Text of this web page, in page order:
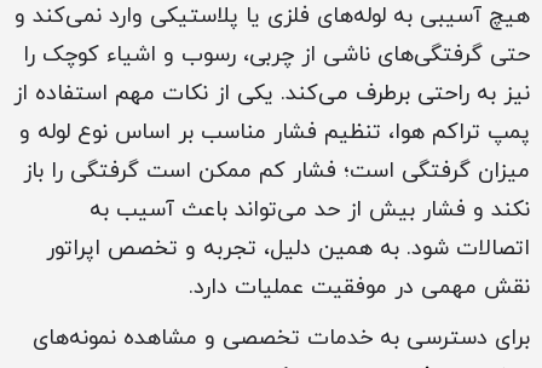
هیچ آسیبی به لوله‌های فلزی یا پلاستیکی وارد نمی‌کند و
حتی گرفتگی‌های ناشی از چربی، رسوب و اشیاء کوچک را
نیز به راحتی برطرف می‌کند. یکی از نکات مهم استفاده از
پمپ تراکم هوا، تنظیم فشار مناسب بر اساس نوع لوله و
میزان گرفتگی است؛ فشار کم ممکن است گرفتگی را باز
نکند و فشار بیش از حد می‌تواند باعث آسیب به
اتصالات شود. به همین دلیل، تجربه و تخصص اپراتور
نقش مهمی در موفقیت عملیات دارد.
برای دسترسی به خدمات تخصصی و مشاهده نمونه‌های